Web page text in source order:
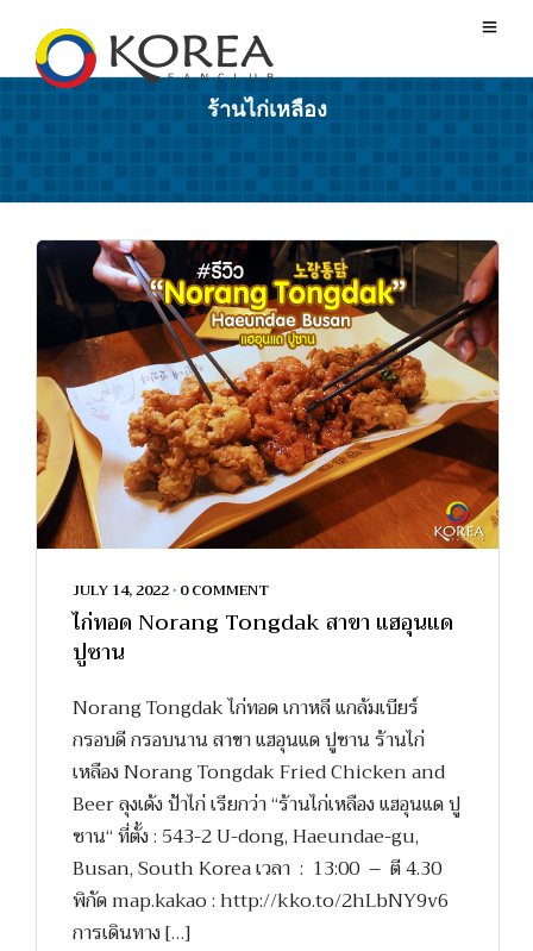
ร้านไก่เหลือง
JULY 14, 2022 • 0 COMMENT
ไก่ทอด Norang Tongdak สาขา แฮอุนแด
ปูซาน
Norang Tongdak ไก่ทอด เกาหลี แกล้มเบียร์
กรอบดี กรอบนาน สาขา แฮอุนแด ปูซาน ร้านไก่
เหลือง Norang Tongdak Fried Chicken and
Beer ลุงเด้ง ป้าไก่ เรียกว่า “ร้านไก่เหลือง แฮอุนแด ปู
ซาน“ ที่ตั้ง : 543-2 U-dong, Haeundae-gu,
Busan, South Korea เวลา : 13:00 – ตี 4.30
พิกัด map.kakao : http://kko.to/2hLbNY9v6
การเดินทาง […]